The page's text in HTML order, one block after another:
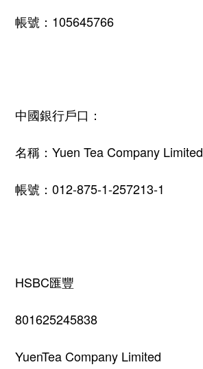
帳號： 105645766
中國銀行戶口：
名稱： Yuen Tea Company Limited
帳號： 012-875-1-257213-1
HSBC匯豐
801625245838
YuenTea Company Limited